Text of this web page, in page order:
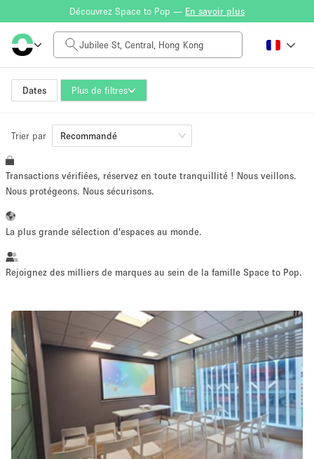
Découvrez Space to Pop — En savoir plus
Dates Plus de filtres
Tarif à la journée
HK$0
Taille de l'espace
~ 13 personnes
Vente au
détail
Showroom Événement Art Alimentation
Séance de
photo
Conférence Réunion Bureaux
Local
Commercial
Partagé
Trier par Recommandé
Transactions vérifiées, réservez en toute tranquillité ! Nous veillons.
Nous protégeons. Nous sécurisons.
La plus grande sélection d'espaces au monde.
Rejoignez des milliers de marques au sein de la famille Space to Pop.